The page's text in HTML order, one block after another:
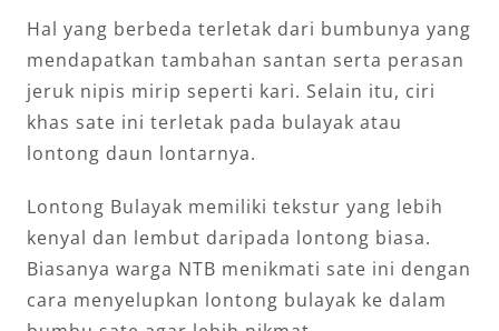
Hal yang berbeda terletak dari bumbunya yang
mendapatkan tambahan santan serta perasan
jeruk nipis mirip seperti kari. Selain itu, ciri
khas sate ini terletak pada bulayak atau
lontong daun lontarnya.
Lontong Bulayak memiliki tekstur yang lebih
kenyal dan lembut daripada lontong biasa.
Biasanya warga NTB menikmati sate ini dengan
cara menyelupkan lontong bulayak ke dalam